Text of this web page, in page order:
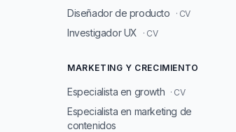
Diseñador de producto · CV
Investigador UX · CV
MARKETING Y CRECIMIENTO
Especialista en growth · CV
Especialista en marketing de
contenidos